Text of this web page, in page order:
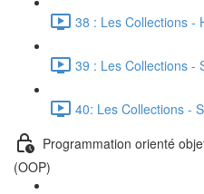
38 : Les Collections -
39 : Les Collections -
40: Les Collections -
Programmation orienté
(OOP)